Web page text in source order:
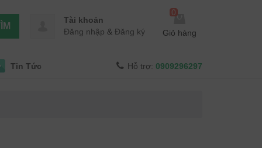
0
Giỏ hàng
Tài khoản
Đăng nhập & Đăng ký
Tin Tức Hỗ trợ: 0909296297